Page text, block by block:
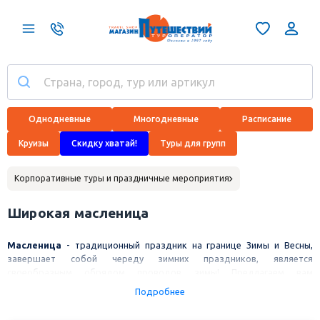
Однодневные Многодневные Расписание
Круизы Скидку хватай! Туры для групп
Корпоративные туры и праздничные мероприятия
Широкая масленица
Масленица - традиционный праздник на границе Зимы и Весны,
завершает собой череду зимних праздников, является
своеобразным обрядом проводов зимы! Предлагаем вам
отпраздновать Масленицу коллективно!
Подробнее